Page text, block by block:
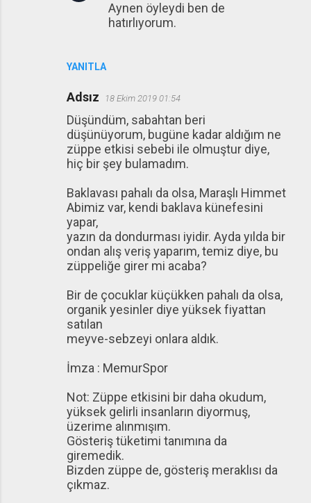
YANITLA
Aynen öyleydi ben de
hatırlıyorum.
Adsız 18 Ekim 2019 01:54
Düşündüm, sabahtan beri
düşünüyorum, bugüne kadar aldığım ne
züppe etkisi sebebi ile olmuştur diye,
hiç bir şey bulamadım.
Baklavası pahalı da olsa, Maraşlı Himmet
Abimiz var, kendi baklava künefesini
yapar,
yazın da dondurması iyidir. Ayda yılda bir
ondan alış veriş yaparım, temiz diye, bu
züppeliğe girer mi acaba?
Bir de çocuklar küçükken pahalı da olsa,
organik yesinler diye yüksek fiyattan
satılan
meyve-sebzeyi onlara aldık.
İmza : MemurSpor
Not: Züppe etkisini bir daha okudum,
yüksek gelirli insanların diyormuş,
üzerime alınmışım.
Gösteriş tüketimi tanımına da
giremedik.
Bizden züppe de, gösteriş meraklısı da
çıkmaz.